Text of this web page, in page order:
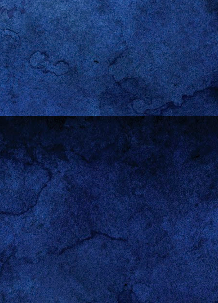
den Bildschirm auf
man den Bildschirm
viewtopic.php?